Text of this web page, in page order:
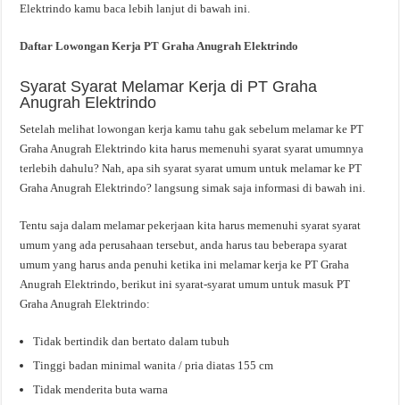
Elektrindo kamu baca lebih lanjut di bawah ini.
Daftar Lowongan Kerja PT Graha Anugrah Elektrindo
Syarat Syarat Melamar Kerja di PT Graha
Anugrah Elektrindo
Setelah melihat lowongan kerja kamu tahu gak sebelum melamar ke PT
Graha Anugrah Elektrindo kita harus memenuhi syarat syarat umumnya
terlebih dahulu? Nah, apa sih syarat syarat umum untuk melamar ke PT
Graha Anugrah Elektrindo? langsung simak saja informasi di bawah ini.
Tentu saja dalam melamar pekerjaan kita harus memenuhi syarat syarat
umum yang ada perusahaan tersebut, anda harus tau beberapa syarat
umum yang harus anda penuhi ketika ini melamar kerja ke PT Graha
Anugrah Elektrindo, berikut ini syarat-syarat umum untuk masuk PT
Graha Anugrah Elektrindo:
Tidak bertindik dan bertato dalam tubuh
Tinggi badan minimal wanita / pria diatas 155 cm
Tidak menderita buta warna